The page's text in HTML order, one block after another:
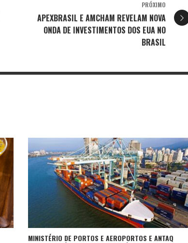
PRÓXIMO
APEXBRASIL E AMCHAM REVELAM NOVA
ONDA DE INVESTIMENTOS DOS EUA NO
BRASIL
MINISTÉRIO DE PORTOS E AEROPORTOS E ANTAQ